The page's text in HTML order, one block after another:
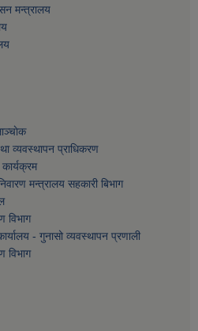
मन्त्रालय
व्यवस्थापन प्राधिकरण
मन्त्रालय सहकारी बिभाग
विभाग
- गुनासो व्यवस्थापन प्रणाली
विभाग